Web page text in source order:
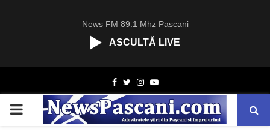
News FM 89.1 Mhz Pașcani
ASCULTĂ LIVE
Facebook
TwitterInstagram
Youtube
PRIMARY